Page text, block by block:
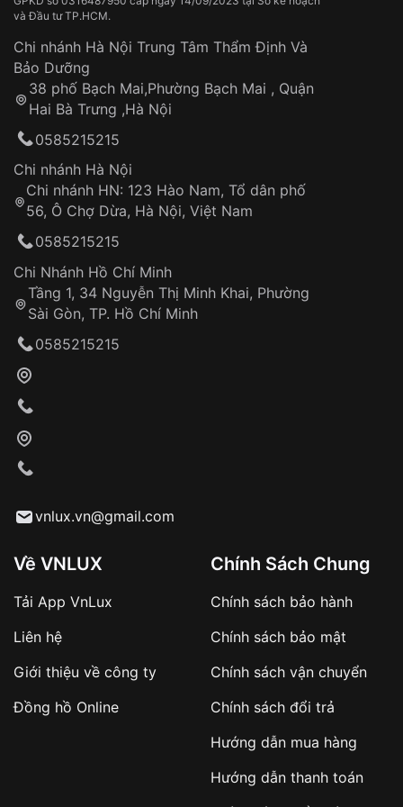
làm việc
Áp dụng cho tất cả tỉnh thành trên toàn quốc
Thời gian tính từ khi xác nhận đơn hàng thành
công
Hotline: 0585 215 215
Từ khóa SEO:
Khách hàng kiểm tra và thanh toán trực tiếp
Từ khóa SEO:
sản phẩm đặc biệt
hàng
Số tiền còn lại thanh toán khi nhận hàng hoặc
✔️ Đảm bảo xử lý đơn hàng nhanh chóng
Hao mòn tự nhiên theo thời gian:
Dây đeo
Sản phẩm đã bị:
Tự ý sửa chữa
thống VNLUX
Đảm bảo quyền lợi khách hàng
Đồng hành cùng khách hàng trong suốt quá
trình sử dụng
và Đầu tư TP.HCM.
Chi nhánh Hà Nội Trung Tâm Thẩm Định Và
Bảo Dưỡng
38 phố Bạch Mai,Phường Bạch Mai , Quận
Hai Bà Trưng ,Hà Nội
0585215215
Chi nhánh Hà Nội
Chi nhánh HN: 123 Hào Nam, Tổ dân phố
56, Ô Chợ Dừa, Hà Nội, Việt Nam
0585215215
Chi Nhánh Hồ Chí Minh
Tầng 1, 34 Nguyễn Thị Minh Khai, Phường
Sài Gòn, TP. Hồ Chí Minh
0585215215
vnlux.vn@gmail.com
Về VNLUX
Tải App VnLux
Liên hệ
Giới thiệu về công ty
Đồng hồ Online
Chính Sách Chung
Chính sách bảo hành
Chính sách bảo mật
Chính sách vận chuyển
Chính sách đổi trả
Hướng dẫn mua hàng
Hướng dẫn thanh toán